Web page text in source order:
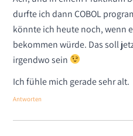
durfte ich dann COBOL
könnte ich heute noch, wenn
bekommen würde. Das soll
irgendwo sein
Ich fühle mich gerade sehr alt.
Antworten